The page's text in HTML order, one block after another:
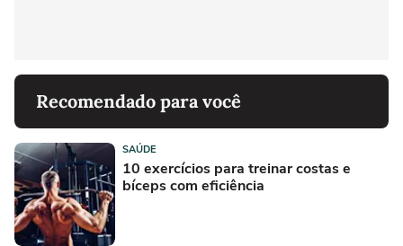
Recomendado para você
SAÚDE
10 exercícios para treinar costas e
bíceps com eficiência